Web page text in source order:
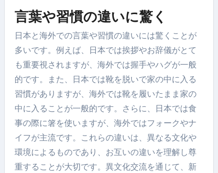
言葉や習慣の違いに驚く
日本と海外での言葉や習慣の違いには驚くことが
多いです。例えば、日本では挨拶やお辞儀がとて
も重要視されますが、海外では握手やハグが一般
的です。また、日本では靴を脱いで家の中に入る
習慣がありますが、海外では靴を履いたまま家の
中に入ることが一般的です。さらに、日本では食
事の際に箸を使いますが、海外ではフォークやナ
イフが主流です。これらの違いは、異なる文化や
環境によるものであり、お互いの違いを理解し尊
重することが大切です。異文化交流を通じて、新